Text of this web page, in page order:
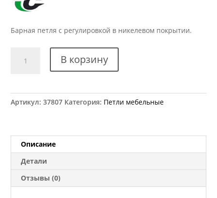
Барная петля с регулировкой в никелевом покрытии.
товара
регулировкой
В корзину
Артикул:37807 Категория: Петли мебельные
Описание
Детали
Отзывы (0)